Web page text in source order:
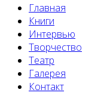
Главная
Книги
Интервью
Творчество
Театр
Галерея
Контакт